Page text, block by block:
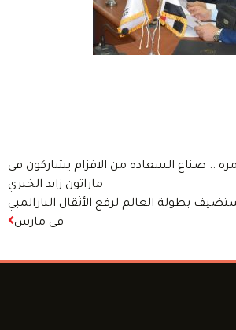
مره .. صناع السعاده من الاقزام يشاركون فى
ماراثون زايد الخيري
بطولة العالم لرفع الأثقال البارالمبي
في مارس